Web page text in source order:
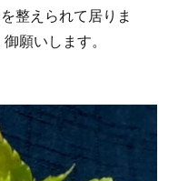
整えられて居りま
願いします。